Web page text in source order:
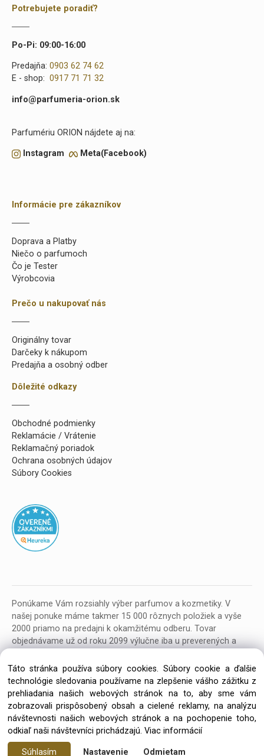
Potrebujete poradiť?
Po-Pi: 09:00-16:00
Predajňa: 0903 62 74 62
E - shop: 0917 71 71 32
info@parfumeria-orion.sk
Parfumériu ORION nájdete aj na:
Instagram Meta(Facebook)
Informácie pre zákazníkov
Doprava a Platby
Niečo o parfumoch
Čo je Tester
Výrobcovia
Prečo u nakupovať nás
Originálny tovar
Darčeky k nákupom
Predajňa a osobný odber
Dôležité odkazy
Obchodné podmienky
Reklamácie / Vrátenie
Reklamačný poriadok
Ochrana osobných údajov
Súbory Cookies
Ponúkame Vám rozsiahly výber parfumov a kozmetiky. V
našej ponuke máme takmer 15 000 rôznych položiek a vyše
2000 priamo na predajni k okamžitému odberu. Tovar
objednávame už od roku 2099 výlučne iba u preverených a
Copyright © 2026 Parfumeria ORION, All rights reserved
Táto stránka používa súbory cookies. Súbory cookie a ďalšie
technológie sledovania používame na zlepšenie vášho zážitku z
prehliadania našich webových stránok na to, aby sme vám
zobrazovali prispôsobený obsah a cielené reklamy, na analýzu
návštevnosti našich webových stránok a na pochopenie toho,
odkiaľ naši návštevníci prichádzajú. Viac informácií
Súhlasím Nastavenie Odmietam